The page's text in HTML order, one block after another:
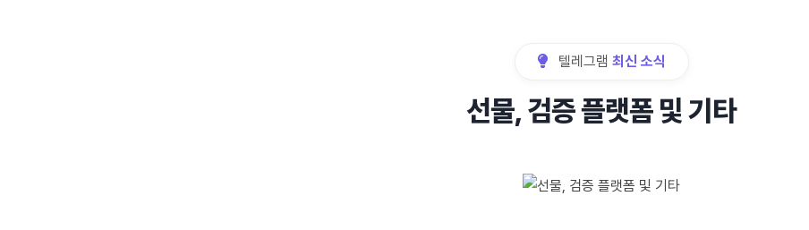
텔레그램 최신 소식
선물, 검증 플랫폼 및 기타